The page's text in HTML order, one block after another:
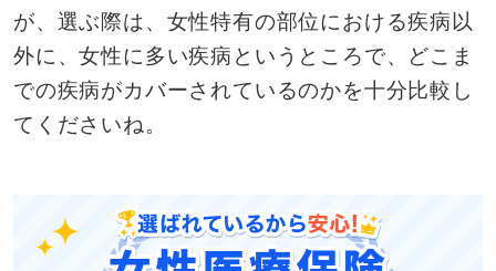
が、選ぶ際は、女性特有の部位における疾病以
外に、女性に多い疾病というところで、どこま
での疾病がカバーされているのかを十分比較し
てくださいね。